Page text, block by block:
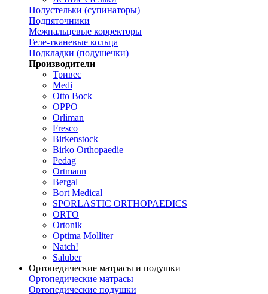
Полустельки (супинаторы)
Подпяточники
Межпальцевые корректоры
Геле-тканевые кольца
Подкладки (подушечки)
Производители
Тривес
Medi
Otto Bock
OPPO
Orliman
Fresco
Birkenstock
Birko Orthopaedie
Pedag
Ortmann
Bergal
Bort Medical
SPORLASTIC ORTHOPAEDICS
ORTO
Ortonik
Optima Molliter
Natch!
Saluber
Ортопедические матрасы и подушки
Ортопедические матрасы
Ортопедические подушки